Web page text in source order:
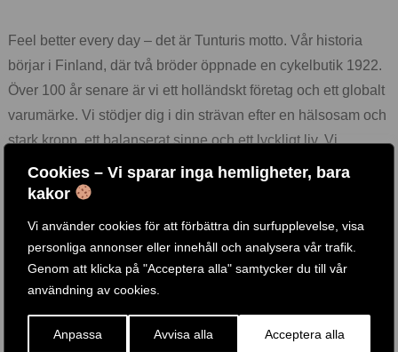
Cookies – Vi sparar inga hemligheter, bara
kakor
Vi använder cookies för att förbättra din surfupplevelse, visa
personliga annonser eller innehåll och analysera vår trafik.
Genom att klicka på "Acceptera alla" samtycker du till vår
användning av cookies.
Anpassa Avvisa alla Acceptera alla
Feel better every day – det är Tunturis motto. Vår historia
börjar i Finland, där två bröder öppnade en cykelbutik 1922.
Över 100 år senare är vi ett holländskt företag och ett globalt
varumärke. Vi stödjer dig i din strävan efter en hälsosam och
stark kropp, ett balanserat sinne och ett lyckligt liv. Vi
erbjuder ett brett utbud av konditions- och
styrketräningsprodukter, tillbehör och appar – hela tiden
Vi anser att alla har rätt till hälsosam träning – även barn.
Därför donerar vi en del av varje köp till Fitkids-stiftelsen,
utöva sport.